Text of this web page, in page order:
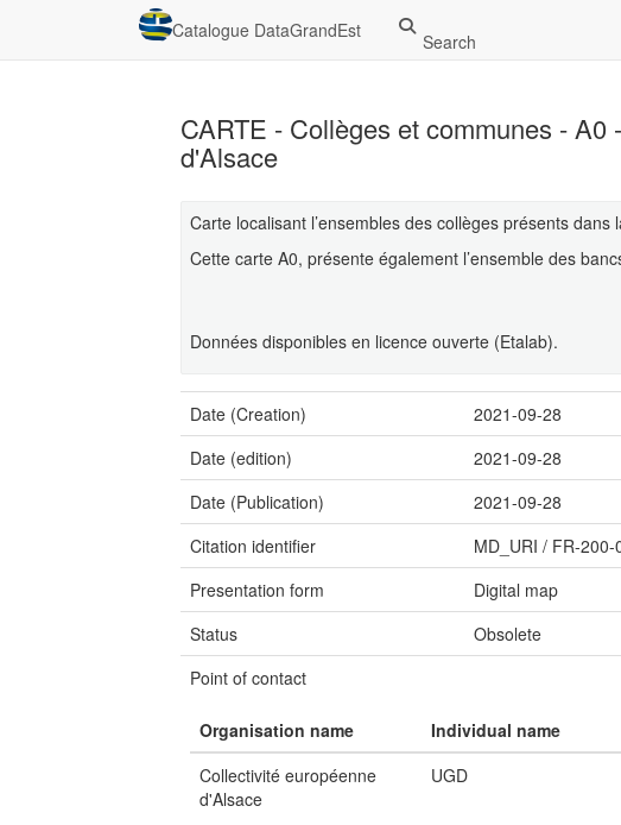
Catalogue DataGrandEst Search
CARTE - Collèges et communes -
d'Alsace
Carte localisant l’ensembles des collèges présents dans
Cette carte A0, présente également l’ensemble des
Données disponibles en licence ouverte (Etalab).
Date (Creation)
2021-09-28
Date (edition)
2021-09-28
Date (Publication)
2021-09-28
Citation identifier
MD_URI / FR-200-
Presentation form
Digital map
Status
Obsolete
Point of contact
Organisation name Individual name
Collectivité européenne
d'Alsace
UGD